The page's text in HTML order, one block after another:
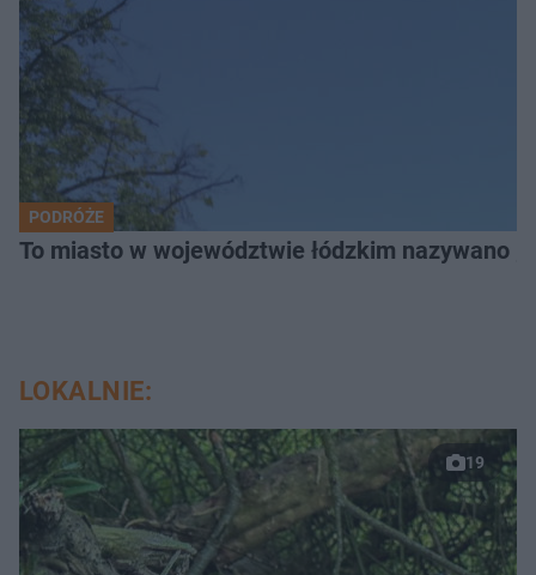
PODRÓŻE
To miasto w województwie łódzkim nazywano
LOKALNIE:
19